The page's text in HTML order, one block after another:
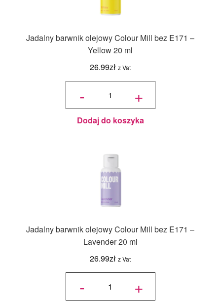
Jadalny barwnik olejowy Colour Mill bez E171 –
Yellow 20 ml
26.99zł z Vat
-
ilość
olejowy
Colour
Mill bez
E171 -
Yellow
+
Dodaj do koszyka
Jadalny barwnik olejowy Colour Mill bez E171 –
Lavender 20 ml
26.99zł z Vat
-
ilość
olejowy
Colour
Mill bez
E171 - +